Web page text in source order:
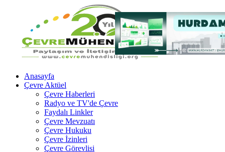
Anasayfa
Çevre Aktüel
Çevre Haberleri
Radyo ve TV'de Çevre
Faydalı Linkler
Çevre Mevzuatı
Çevre Hukuku
Çevre İzinleri
Çevre Görevlisi